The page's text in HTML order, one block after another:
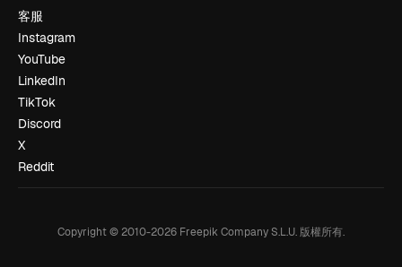
客服
Instagram
YouTube
LinkedIn
TikTok
Discord
X
Reddit
Copyright © 2010-2026 Freepik Company S.L.U. 版權所有.